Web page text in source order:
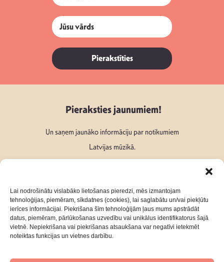
Lai nodrošinātu vislabāko lietošanas pieredzi, mēs izmantojam
tehnoloģijas, piemēram, sīkdatnes (cookies), lai saglabātu un/vai piekļūtu
ierīces informācijai. Piekrišana šīm tehnoloģijām ļaus mums apstrādāt
datus, piemēram, pārlūkošanas uzvedību vai unikālus identifikatorus šajā
vietnē. Nepiekrišana vai piekrišanas atsaukšana var negatīvi ietekmēt
noteiktas funkcijas un vietnes darbību.
Pierakstīties
Pieraksties jaunumiem!
Un saņem jaunāko informāciju par notikumiem
Latvijas mūzikā.
Seko mums: